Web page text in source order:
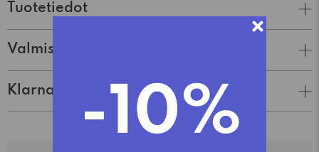
Tuotetiedot
Valmistaja
Klarna Lasku & Tili